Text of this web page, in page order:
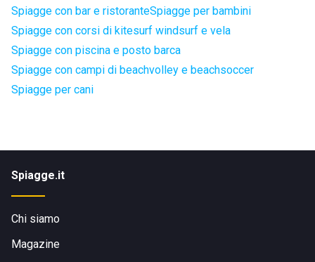
Spiagge con bar e ristoranteSpiagge per bambini
Spiagge con corsi di kitesurf windsurf e vela
Spiagge con piscina e posto barca
Spiagge con campi di beachvolley e beachsoccer
Spiagge per cani
Spiagge.it
Chi siamo
Magazine